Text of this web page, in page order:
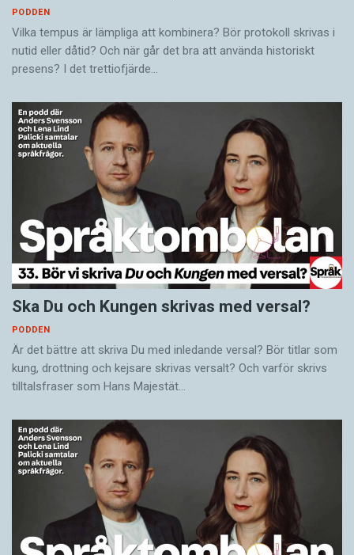
PODDEN
Vilka tempus är lämpliga att kombinera? Bör protokoll skrivas i
nutid eller dåtid? Och när går det bra att använda historiskt
presens? I det trettiofjärde…
Ska Du och Kungen skrivas med versal?
PODDEN
Är det bättre att skriva Du med inledande versal? Bör titlar som
kung, drottning och kejsare skrivas versalt? Och varför skrivs
tilltalsfraser som Hans Majestät…